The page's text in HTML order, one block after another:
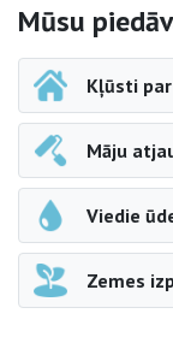
Sāna
Mūsu
Kļūsti
Māju
Viedie
Zemes